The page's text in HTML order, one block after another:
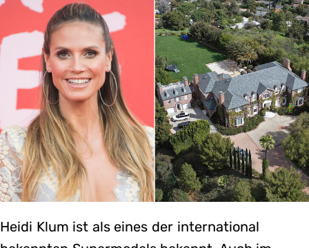
Heidi Klum ist als eines der international